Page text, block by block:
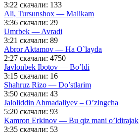
3:22 скачали: 133
Ali, Tursunshox — Malikam
3:36 скачали: 29
Umrbek — Avradi
3:21 скачали: 89
Abror Aktamov — Ha O`layda
2:27 скачали: 4750
Javlonbek Ibotov — Bo’ldi
3:15 скачали: 16
Shahruz Rizo — Do’stlarim
3:50 скачали: 43
Jaloliddin Ahmadaliyev – O’zingcha
5:20 скачали: 93
Kamron Erkinov — Bu qiz mani o’ldirajak
3:35 скачали: 53